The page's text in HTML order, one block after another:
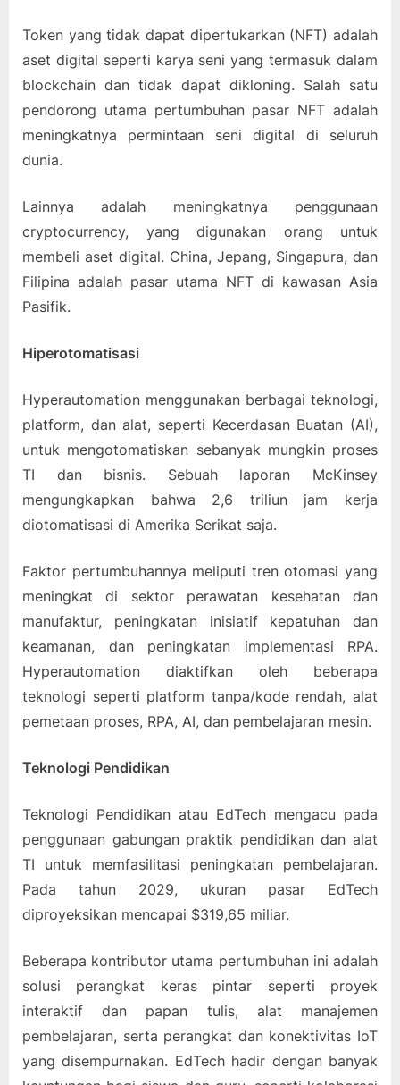
Token yang tidak dapat dipertukarkan (NFT) adalah
aset digital seperti karya seni yang termasuk dalam
blockchain dan tidak dapat dikloning. Salah satu
pendorong utama pertumbuhan pasar NFT adalah
meningkatnya permintaan seni digital di seluruh
dunia.
Lainnya adalah meningkatnya penggunaan
cryptocurrency, yang digunakan orang untuk
membeli aset digital. China, Jepang, Singapura, dan
Filipina adalah pasar utama NFT di kawasan Asia
Pasifik.
Hiperotomatisasi
Hyperautomation menggunakan berbagai teknologi,
platform, dan alat, seperti Kecerdasan Buatan (AI),
untuk mengotomatiskan sebanyak mungkin proses
TI dan bisnis. Sebuah laporan McKinsey
mengungkapkan bahwa 2,6 triliun jam kerja
diotomatisasi di Amerika Serikat saja.
Faktor pertumbuhannya meliputi tren otomasi yang
meningkat di sektor perawatan kesehatan dan
manufaktur, peningkatan inisiatif kepatuhan dan
keamanan, dan peningkatan implementasi RPA.
Hyperautomation diaktifkan oleh beberapa
teknologi seperti platform tanpa/kode rendah, alat
pemetaan proses, RPA, AI, dan pembelajaran mesin.
Teknologi Pendidikan
Teknologi Pendidikan atau EdTech mengacu pada
penggunaan gabungan praktik pendidikan dan alat
TI untuk memfasilitasi peningkatan pembelajaran.
Pada tahun 2029, ukuran pasar EdTech
diproyeksikan mencapai $319,65 miliar.
Beberapa kontributor utama pertumbuhan ini adalah
solusi perangkat keras pintar seperti proyek
interaktif dan papan tulis, alat manajemen
pembelajaran, serta perangkat dan konektivitas IoT
yang disempurnakan. EdTech hadir dengan banyak